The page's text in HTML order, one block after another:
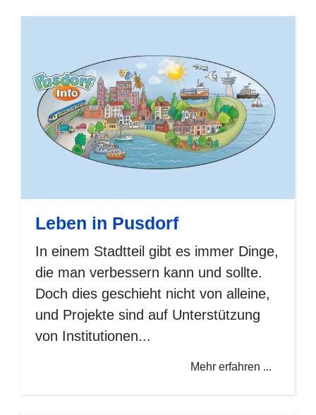
Leben in Pusdorf
In einem Stadtteil gibt es immer Dinge,
die man verbessern kann und sollte.
Doch dies geschieht nicht von alleine,
und Projekte sind auf Unterstützung
von Institutionen...
Mehr erfahren ...